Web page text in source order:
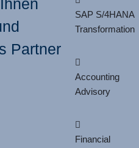
Partner
SAP S/4HANA
Transformation
Accounting
Advisory
Financial